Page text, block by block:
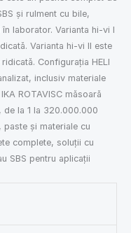
și rulment cu bile,
laborator. Varianta hi-vi I
Varianta hi-vi II este
Configurația HELI
inclusiv materiale
ROTAVISC măsoară
la 1 la 320.000.000
și materiale cu
complete, soluții cu
SBS pentru aplicații